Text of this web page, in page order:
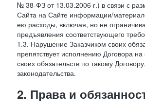
№ 38-ФЗ от 13.03.2006 г.) в связи с
Сайта на Сайте информации/
ею расходы, включая, но не
предъявления соответствующего
1.3. Нарушение Заказчиком своих
препятствует исполнению Договора
своих обязательств по такому
законодательства.
2. Права и